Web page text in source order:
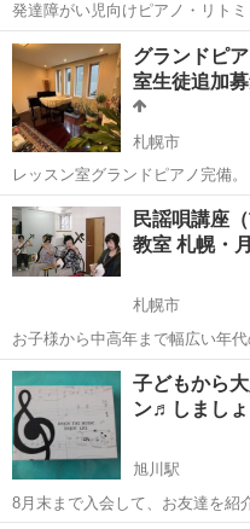
発達障がい児向けピアノ・リト
んを募集します♩ 発達に不安がある、集団行動が苦手なお子さまも 安
心して通える教室です！！ 一人
スンを 心がけています🌱 対象...
北海道 河東郡 柏林台駅
グランドピ
室生徒追加
札幌市
レッスン室グランドピアノ完備。【無料駐
ン随時受付中 元ヤマハシステム講師 音大卒業、ピアノ講師歴25年。 1
レッスン30分 月2回¥5000円(月
北海道 札幌市 ピアノ
民謡唄講座
教室 札幌・
札幌市
お子様から中高年まで幅広い年
大歓迎♪
北海道 札幌市 その他
子どもから
ン♬しまし
旭川駅
8月末まで入会して、お友達を紹